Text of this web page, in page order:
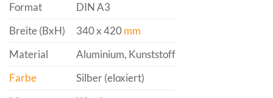
Format
DIN A3
Breite (BxH)
340 x 420mm
Material
Aluminium, Kunststoff
Farbe
Silber (eloxiert)